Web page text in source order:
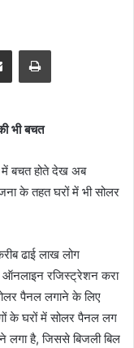
Share via Email Print
भी बचत
में बचत होते देख अब
के तहत घरों में भी सोलर
ढाई लाख लोग
ऑनलाइन रजिस्ट्रेशन करा
पैनल लगाने के लिए
के घरों में सोलर पैनल लग
लगा है, जिससे बिजली बिल